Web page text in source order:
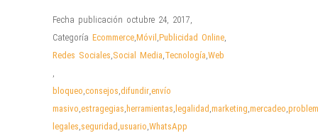
Fecha publicación octubre 24, 2017,
Categoría Ecommerce,Móvil ,Publicidad Online,
Redes Sociales,Social Media,Tecnología,Web
,
bloqueo,consejos,difundir,envío
masivo,estragegias, herramientas, legalidad ,marketing,mercadeo,
legales,seguridad ,usuario,WhatsApp